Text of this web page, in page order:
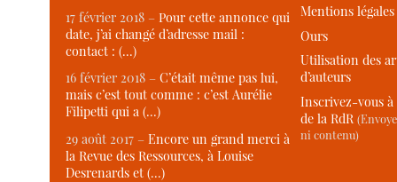
17 février 2018 –Pour cette annonce qui
date, j’ai changé d’adresse mail :
contact : (…)
16 février 2018 –C’était même pas lui,
mais c’est tout comme : c’est Aurélie
Filipetti qui a (…)
29 août 2017 –Encore un grand merci à
la Revue des Ressources, à Louise
Desrenards et (…)
Mentions légales
Ours
Utilisation des
d’auteurs
Inscrivez-vous
de la RdR
ni contenu)